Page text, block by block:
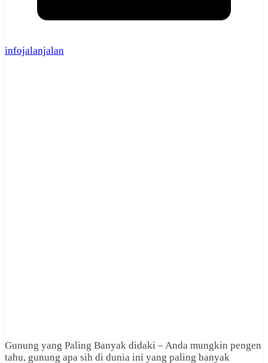
infojalanjalan
Gunung yang Paling Banyak didaki – Anda mungkin pengen
tahu, gunung apa sih di dunia ini yang paling banyak